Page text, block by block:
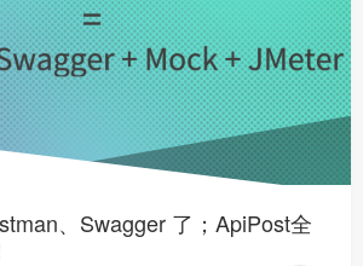
、Swagger 了；ApiPost全